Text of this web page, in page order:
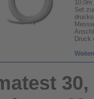
10,0m
Set
Druck